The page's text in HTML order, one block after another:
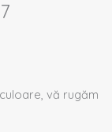
vă rugăm